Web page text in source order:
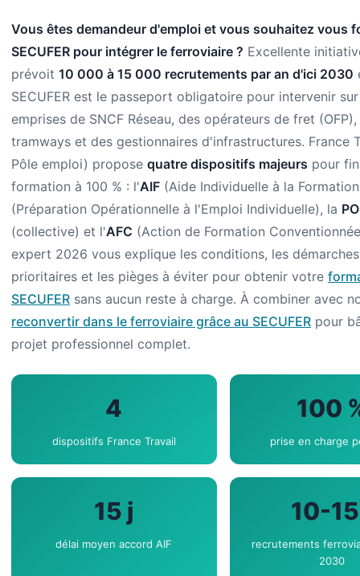
Vous êtes demandeur d'emploi et vous souhaitez vous
SECUFER pour intégrer le ferroviaire ? Excellente
prévoit 10 000 à 15 000 recrutements par an d'ici 2030
SECUFER est le passeport obligatoire pour intervenir
emprises de SNCF Réseau, des opérateurs de fret
tramways et des gestionnaires d'infrastructures. France
Pôle emploi) propose quatre dispositifs majeurs pour
formation à 100 % : l'AIF (Aide Individuelle à la
(Préparation Opérationnelle à l'Emploi Individuelle), la
(collective) et l'AFC (Action de Formation
expert 2026 vous explique les conditions, les
prioritaires et les pièges à éviter pour obtenir votre
SECUFER sans aucun reste à charge. À combiner avec
reconvertir dans le ferroviaire grâce au SECUFER pour
projet professionnel complet.
4
dispositifs France Travail
100
prise en charge
15 j
délai moyen accord AIF
10-
recrutements
2030